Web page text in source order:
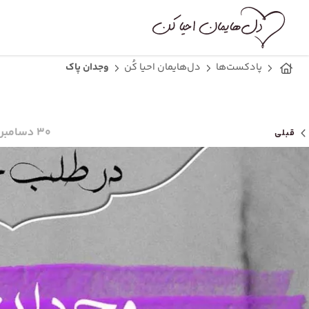
پادکست‌ها دل‌هایمان احیا کُن وجدان پاک
قبلی ۳۰ دسامبر ۲۰۲۰